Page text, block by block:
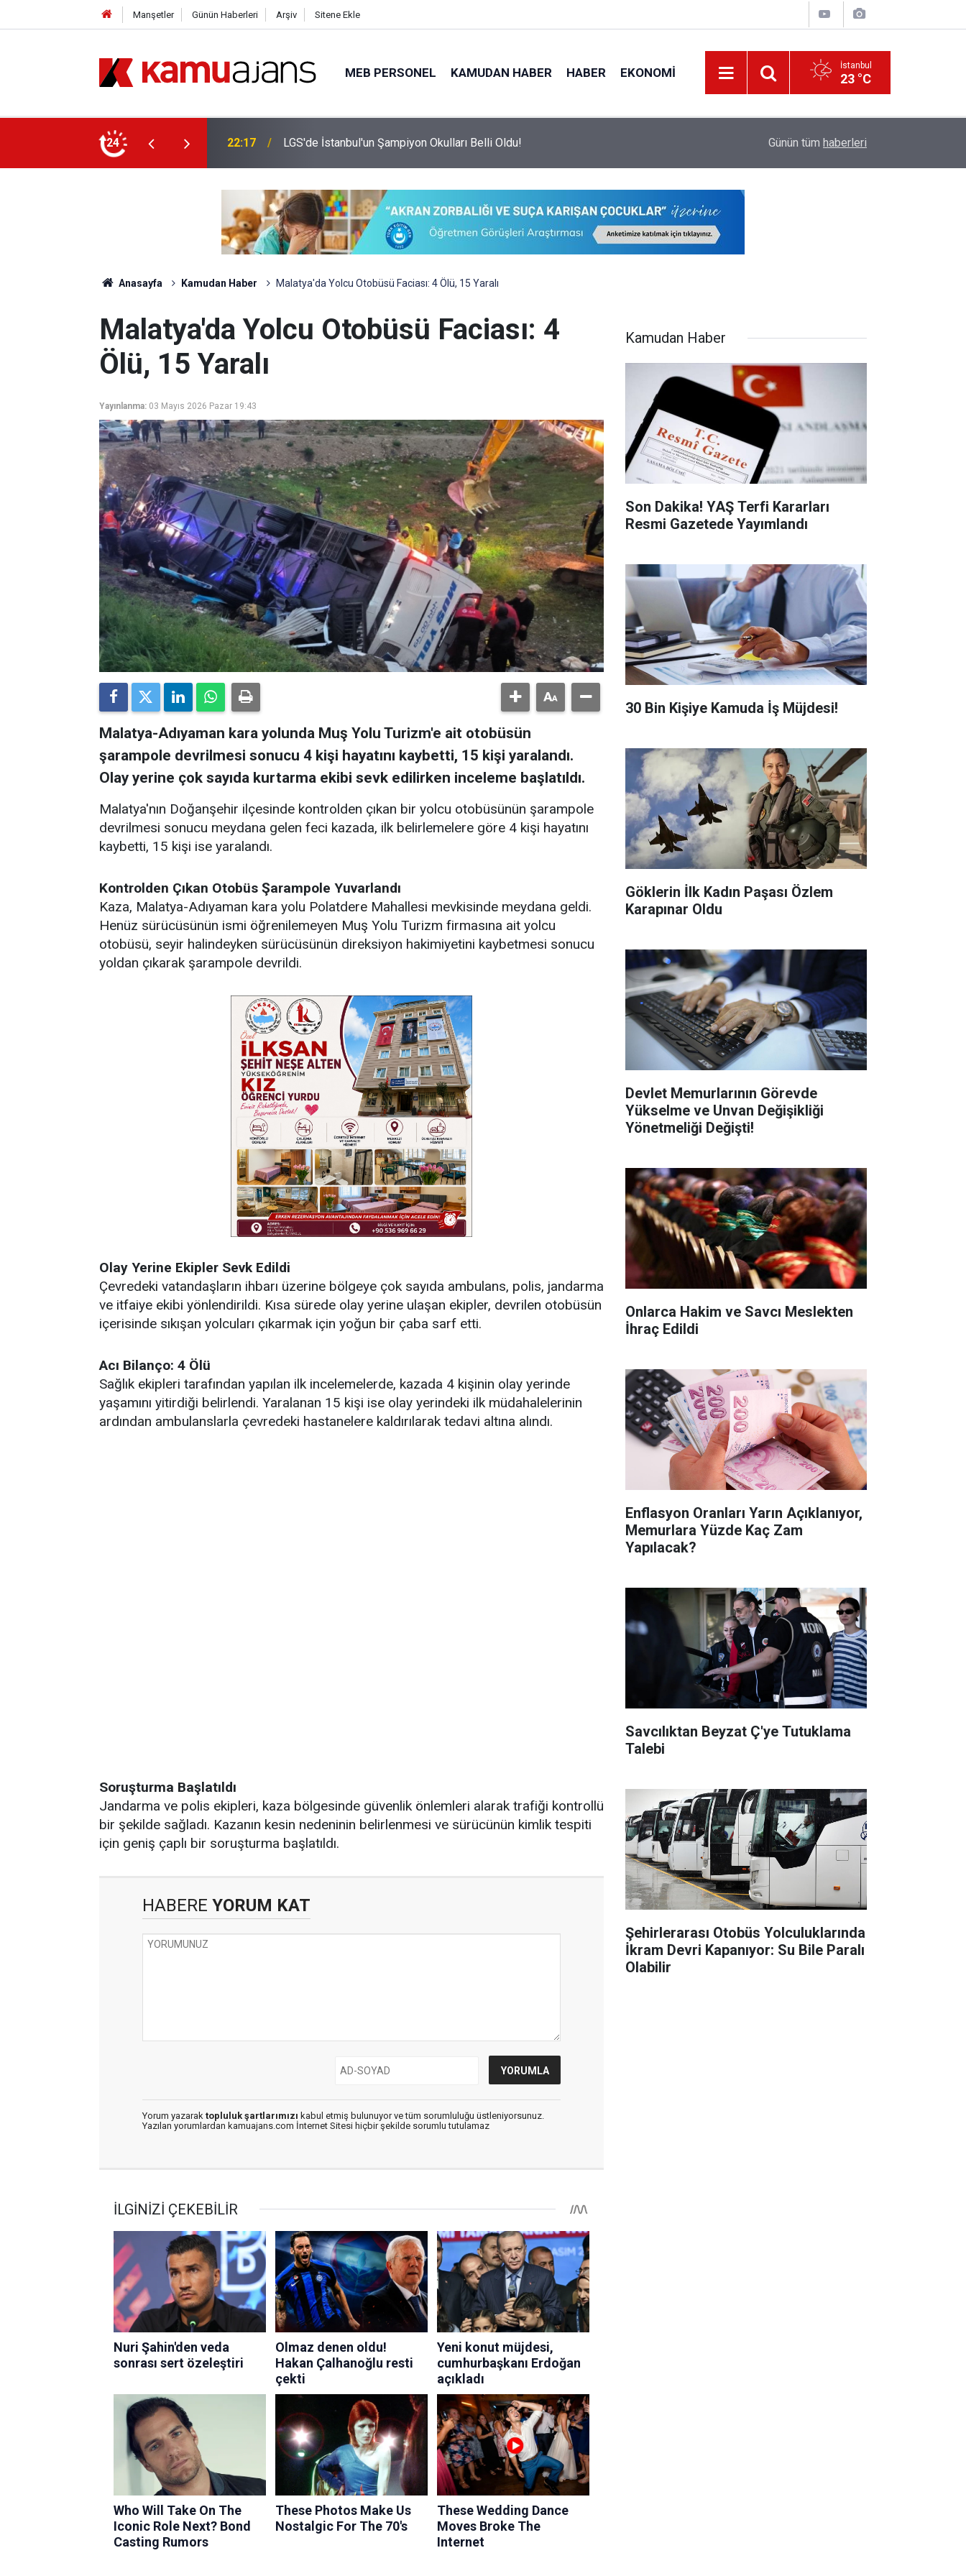
Manşetler Günün Haberleri Arşiv Sitene Ekle
MEB PERSONEL KAMUDAN HABER HABER EKONOMI İstanbul
23 °C
24
Şırnak’a Gidiyor 22:17 LGS'de İstanbul'un Şampiyon Okulları Belli Oldu! LGS Nakil Tercihi Yapacak Öğrencilere
Günün tüm haberleri
Anasayfa Kamudan Haber Malatya'da Yolcu Otobüsü Faciası: 4 Ölü, 15 Yaralı
Malatya'da Yolcu Otobüsü Faciası: 4
Ölü, 15 Yaralı
Yayınlanma: 03 Mayıs 2026 Pazar 19:43
Malatya-Adıyaman kara yolunda Muş Yolu Turizm'e ait otobüsün
şarampole devrilmesi sonucu 4 kişi hayatını kaybetti, 15 kişi yaralandı.
Olay yerine çok sayıda kurtarma ekibi sevk edilirken inceleme başlatıldı.
Malatya'nın Doğanşehir ilçesinde kontrolden çıkan bir yolcu otobüsünün şarampole
devrilmesi sonucu meydana gelen feci kazada, ilk belirlemelere göre 4 kişi hayatını
kaybetti, 15 kişi ise yaralandı.
Kontrolden Çıkan Otobüs Şarampole Yuvarlandı
Kaza, Malatya-Adıyaman kara yolu Polatdere Mahallesi mevkisinde meydana geldi.
Henüz sürücüsünün ismi öğrenilemeyen Muş Yolu Turizm firmasına ait yolcu
otobüsü, seyir halindeyken sürücüsünün direksiyon hakimiyetini kaybetmesi sonucu
yoldan çıkarak şarampole devrildi.
Olay Yerine Ekipler Sevk Edildi
Çevredeki vatandaşların ihbarı üzerine bölgeye çok sayıda ambulans, polis, jandarma
ve itfaiye ekibi yönlendirildi. Kısa sürede olay yerine ulaşan ekipler, devrilen otobüsün
içerisinde sıkışan yolcuları çıkarmak için yoğun bir çaba sarf etti.
Acı Bilanço: 4 Ölü
Sağlık ekipleri tarafından yapılan ilk incelemelerde, kazada 4 kişinin olay yerinde
yaşamını yitirdiği belirlendi. Yaralanan 15 kişi ise olay yerindeki ilk müdahalelerinin
ardından ambulanslarla çevredeki hastanelere kaldırılarak tedavi altına alındı.
Soruşturma Başlatıldı
Jandarma ve polis ekipleri, kaza bölgesinde güvenlik önlemleri alarak trafiği kontrollü
bir şekilde sağladı. Kazanın kesin nedeninin belirlenmesi ve sürücünün kimlik tespiti
için geniş çaplı bir soruşturma başlatıldı.
HABERE YORUM KAT
Yorum yazarak topluluk şartlarımızı kabul etmiş bulunuyor ve tüm sorumluluğu üstleniyorsunuz.
Yazılan yorumlardan kamuajans.com İnternet Sitesi hiçbir şekilde sorumlu tutulamaz
Kamudan Haber
Son Dakika! YAŞ Terfi Kararları
Resmi Gazetede Yayımlandı
​30 Bin Kişiye Kamuda İş Müjdesi!
Göklerin İlk Kadın Paşası Özlem
Karapınar Oldu
Devlet Memurlarının Görevde
Yükselme ve Unvan Değişikliği
Yönetmeliği Değişti!
Onlarca Hakim ve Savcı Meslekten
İhraç Edildi
Enflasyon Oranları Yarın Açıklanıyor,
Memurlara Yüzde Kaç Zam
Yapılacak?
Savcılıktan Beyzat Ç'ye Tutuklama
Talebi
Şehirlerarası Otobüs Yolculuklarında
İkram Devri Kapanıyor: Su Bile Paralı
Olabilir